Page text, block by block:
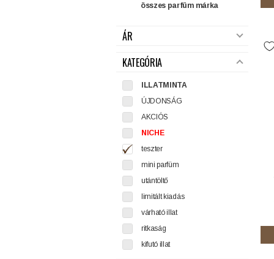
összes parfüm márka
ÁR
KATEGÓRIA
ILLATMINTA
ÚJDONSÁG
AKCIÓS
NICHE
teszter
mini parfüm
utántöltő
limitált kiadás
várható illat
ritkaság
kifutó illat